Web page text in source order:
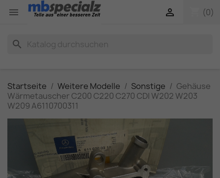
 (0)

search
Startseite Weitere Modelle Sonstige
Gehäuse
Wärmetauscher C200 C220 C270 CDI W202 W203
W209 A6110700311